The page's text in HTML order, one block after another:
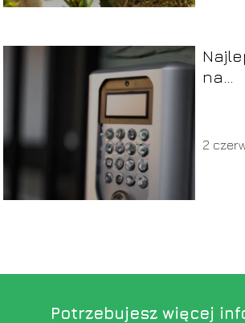
na
2
Potrzebujesz więcej